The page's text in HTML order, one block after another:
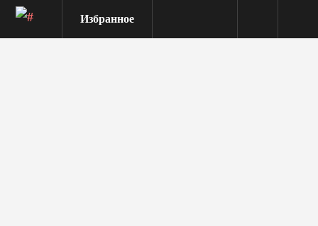
Избранное